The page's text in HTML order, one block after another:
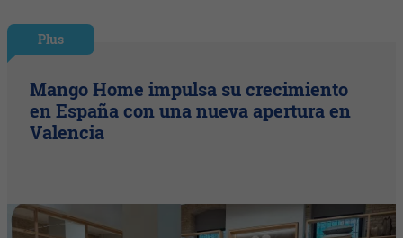
Plus
Mango Home impulsa su crecimiento
en España con una nueva apertura en
Valencia